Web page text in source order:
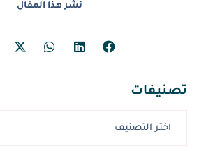
نشر هذا المقال
تصنيفات
اختر التصنيف